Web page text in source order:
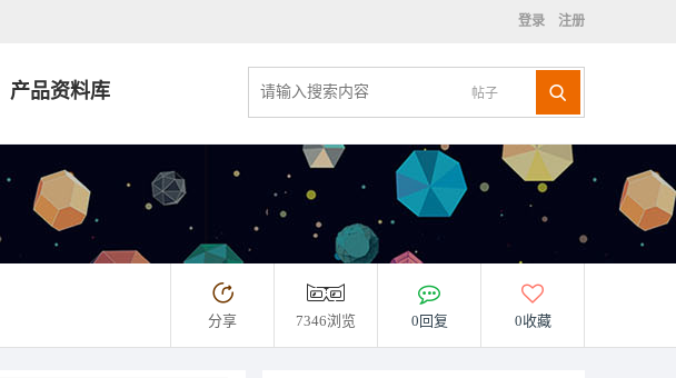
登录 注册
帖子
产品资料库
分享 7346浏览 0回复 0收藏